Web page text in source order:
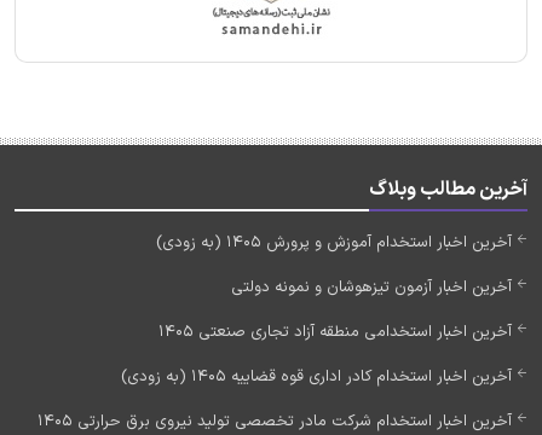
آخرین مطالب وبلاگ
آخرین اخبار استخدام آموزش و پرورش 1405 (به زودی)
آخرین اخبار آزمون تیزهوشان و نمونه دولتی
آخرین اخبار استخدامی منطقه آزاد تجاری صنعتی 1405
آخرین اخبار استخدام کادر اداری قوه قضاییه 1405 (به زودی)
آخرین اخبار استخدام شرکت مادر تخصصی تولید نیروی برق حرارتی 1405